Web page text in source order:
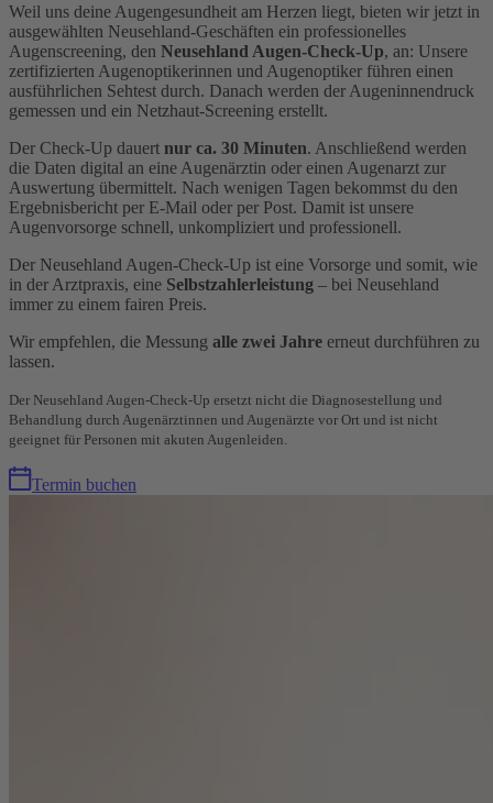
Weil uns deine Augengesundheit am Herzen liegt, bieten wir jetzt in
ausgewählten Neusehland-Geschäften ein professionelles
Augenscreening, den Neusehland Augen-Check-Up, an: Unsere
zertifizierten Augenoptikerinnen und Augenoptiker führen einen
ausführlichen Sehtest durch. Danach werden der Augeninnendruck
gemessen und ein Netzhaut-Screening erstellt.
Der Check-Up dauert nur ca. 30 Minuten. Anschließend werden
die Daten digital an eine Augenärztin oder einen Augenarzt zur
Auswertung übermittelt. Nach wenigen Tagen bekommst du den
Ergebnisbericht per E-Mail oder per Post. Damit ist unsere
Augenvorsorge schnell, unkompliziert und professionell.
Der Neusehland Augen-Check-Up ist eine Vorsorge und somit, wie
in der Arztpraxis, eine Selbstzahlerleistung – bei Neusehland
immer zu einem fairen Preis.
Wir empfehlen, die Messung alle zwei Jahre erneut durchführen zu
lassen.
Der Neusehland Augen-Check-Up ersetzt nicht die Diagnosestellung und
Behandlung durch Augenärztinnen und Augenärzte vor Ort und ist nicht
geeignet für Personen mit akuten Augenleiden.
Termin buchen